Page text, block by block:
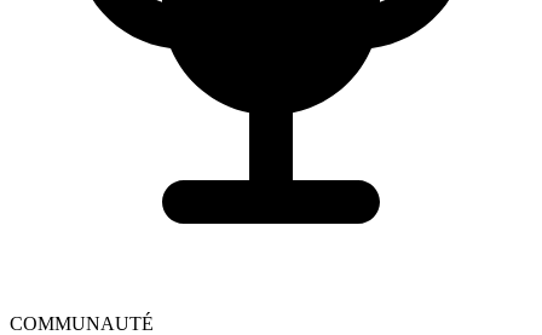
COMMUNAUTÉ